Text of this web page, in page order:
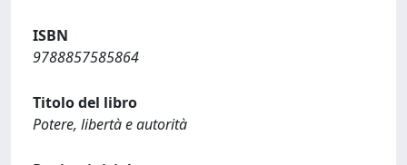
ISBN
9788857585864
Titolo del libro
Potere, libertà e autorità